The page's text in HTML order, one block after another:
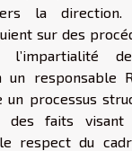
la direction.
sur des
un responsable
un processus
des faits
respect du